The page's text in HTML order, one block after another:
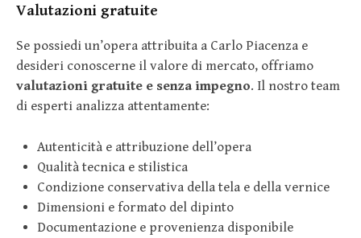
Valutazioni gratuite
Se possiedi un’opera attribuita a Carlo Piacenza e
desideri conoscerne il valore di mercato, offriamo
valutazioni gratuite e senza impegno. Il nostro team
di esperti analizza attentamente:
Autenticità e attribuzione dell’opera
Qualità tecnica e stilistica
Condizione conservativa della tela e della vernice
Dimensioni e formato del dipinto
Documentazione e provenienza disponibile